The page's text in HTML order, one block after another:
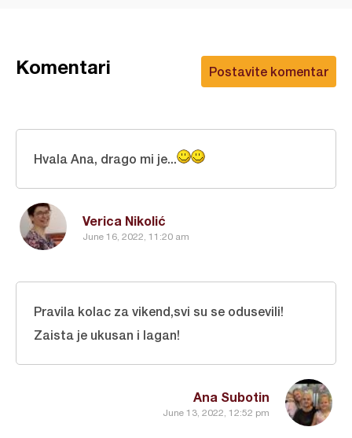
Postavite komentar
Komentari
Verica Nikolić
June 16, 2022, 11:20 am
Hvala Ana, drago mi je...
Ana Subotin
June 13, 2022, 12:52 pm
Pravila kolac za vikend,svi su se odusevili!
Zaista je ukusan i lagan!